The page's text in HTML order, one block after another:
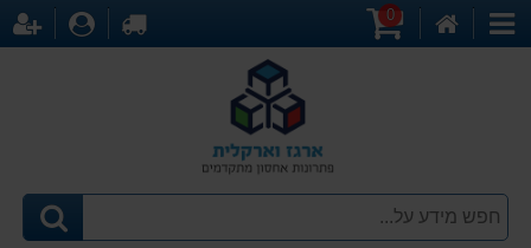
קטגוריות
0
לקופה